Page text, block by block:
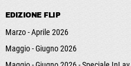
EDIZIONE FLIP
Marzo - Aprile 2026
Maggio - Giugno 2026